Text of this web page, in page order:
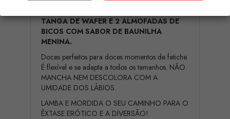
TANGA DE WAFER E 2 ALMOFADAS DE
BICOS COM SABOR DE BAUNILHA
MENINA.
Doces perfeitos para doces momentos de fetiche.
É flexível e se adapta a todos os tamanhos. NÃO
MANCHA NEM DESCOLORA COM A
UMIDADE DOS LÁBIOS.
LAMBA E MORDIDA O SEU CAMINHO PARA O
ÊXTASE ERÓTICO E A DIVERSÃO!